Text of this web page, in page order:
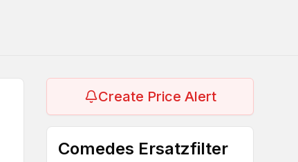
Create Price Alert
Comedes Ersatzfilter